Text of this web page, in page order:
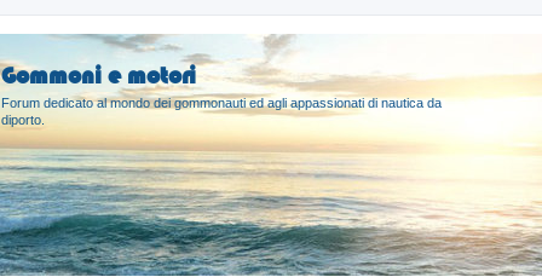
Gommoni e motori
Forum dedicato al mondo dei gommonauti ed agli appassionati di nautica da
diporto.